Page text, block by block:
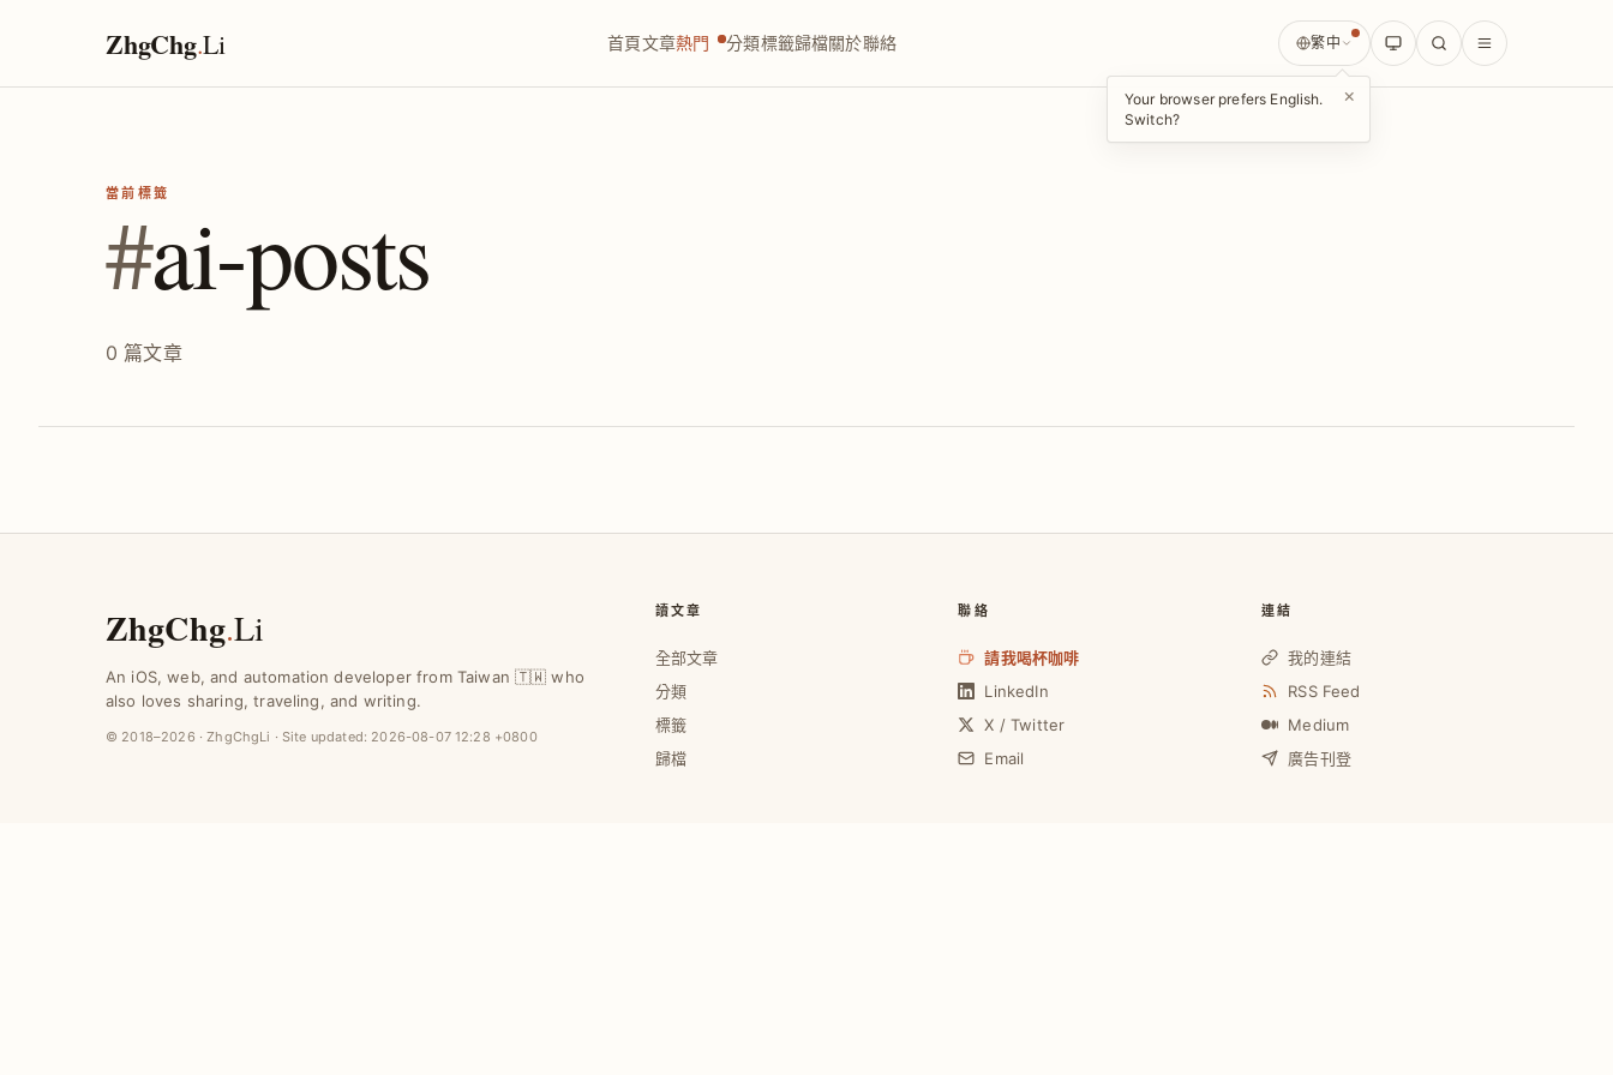
ZhgChg.Li 首頁文章熱門 分類標籤歸檔關於聯絡 繁中
Your browser prefers English.
Switch?
×
當前標籤
#ai-posts
0 篇文章
ZhgChg.Li
An iOS, web, and automation developer from Taiwan 🇹🇼 who
also loves sharing, traveling, and writing.
© 2018–2026 · ZhgChgLi · Site updated: 2026-08-07 12:28 +0800
讀文章
全部文章
分類
標籤
歸檔
聯絡
請我喝杯咖啡
LinkedIn
X / Twitter
Email
連結
我的連結
RSS Feed
Medium
廣告刊登